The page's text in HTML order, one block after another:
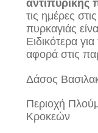
αντιπυρικής
τις ημέρες
πυρκαγιάς
Ειδικότερα
αφορά στις
Δάσος
Περιοχή
Κροκεών